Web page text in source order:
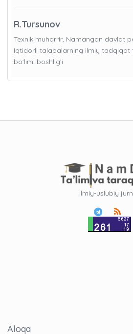
R.Tursunov
Texnik muharrir, Namangan davlat
Iqtidorli talabalarning ilmiy tadqiqot
bo'limi boshlig’i
Ilmiy-uslubiy
Aloqa